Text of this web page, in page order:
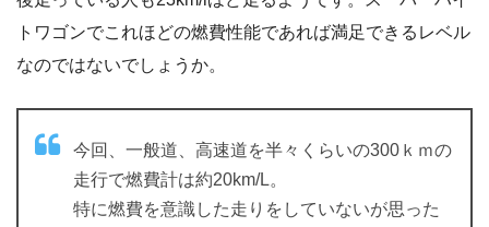
トワゴンでこれほどの燃費性能であれば満足できるレベル
なのではないでしょうか。
今回、一般道、高速道を半々くらいの300ｋｍの
走行で燃費計は約20km/L。
特に燃費を意識した走りをしていないが思った